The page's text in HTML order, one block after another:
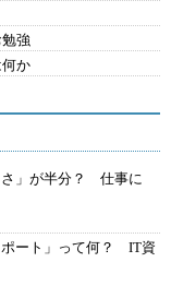
強
か
さ」が半分？ 仕事に
ート」って何？ IT資